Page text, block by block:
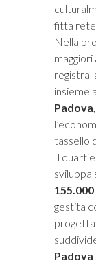
fitta rete
Nella
registra
insieme
Padova
tassello
Il
sviluppa
gestita
Padova